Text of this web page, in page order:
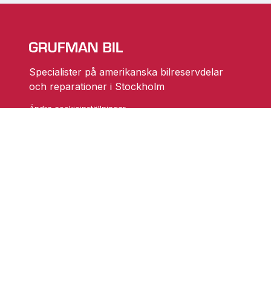
Specialister på amerikanska bilreservdelar
och reparationer i Stockholm
Ändra cookieinställningar